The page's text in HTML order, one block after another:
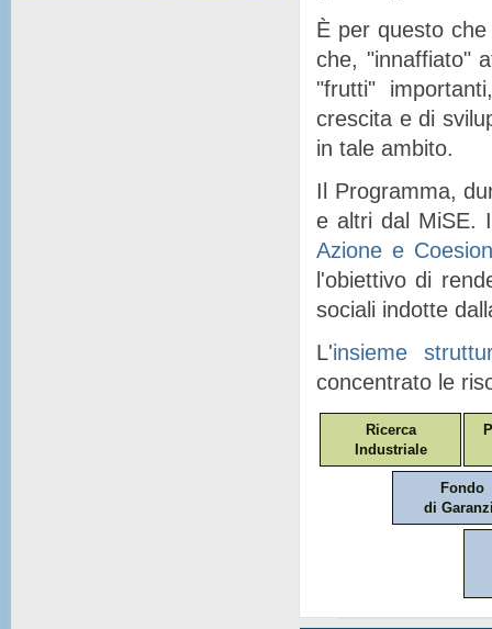
È per questo
che, "innaffiato"
"frutti"
crescita e di
in tale ambito.
Il Programma,
e altri dal MiSE.
Azione e
l'obiettivo di
sociali indotte
L'insieme
concentrato le
Ricerca
Industriale
Fondo
di